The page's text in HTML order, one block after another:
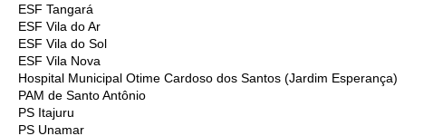
ESF Tangará
ESF Vila do Ar
ESF Vila do Sol
ESF Vila Nova
Hospital Municipal Otime Cardoso dos Santos (Jardim Esperança)
PAM de Santo Antônio
PS Itajuru
PS Unamar